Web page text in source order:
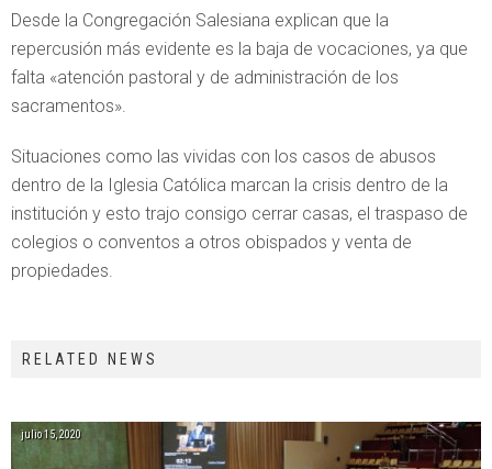
Desde la Congregación Salesiana explican que la
repercusión más evidente es la baja de vocaciones, ya que
falta «atención pastoral y de administración de los
sacramentos».
Situaciones como las vividas con los casos de abusos
dentro de la Iglesia Católica marcan la crisis dentro de la
institución y esto trajo consigo cerrar casas, el traspaso de
colegios o conventos a otros obispados y venta de
propiedades.
RELATED NEWS
julio 15, 2020